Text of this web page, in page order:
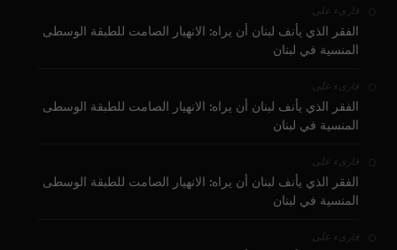
قارىء على
الفقر الذي يأنف لبنان أن يراه: الانهيار الصامت للطبقة الوسطى
المنسية في لبنان
قارىء على
الفقر الذي يأنف لبنان أن يراه: الانهيار الصامت للطبقة الوسطى
المنسية في لبنان
قارىء على
الفقر الذي يأنف لبنان أن يراه: الانهيار الصامت للطبقة الوسطى
المنسية في لبنان
قارىء على